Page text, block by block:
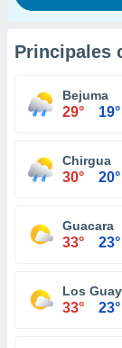
Principales
Bejuma
29° 19°
Chirgua
30° 20°
Guacara
33° 23°
Los
33° 23°